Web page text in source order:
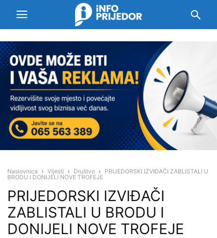
Naslovnica Vijesti Društvo
PRIJEDORSKI IZVIĐAČI ZABLISTALI U
BRODU I DONIJELI NOVE TROFEJE
PRIJEDORSKI IZVIĐAČI
ZABLISTALI U BRODU I
DONIJELI NOVE TROFEJE